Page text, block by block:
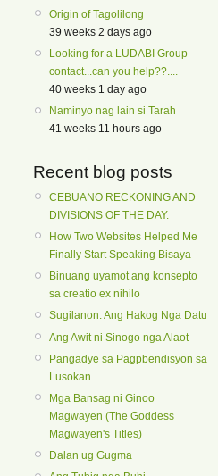
Origin of Tagolilong
39 weeks 2 days ago
Looking for a LUDABI Group
contact...can you help??....
40 weeks 1 day ago
Naminyo nag lain si Tarah
41 weeks 11 hours ago
Recent blog posts
CEBUANO RECKONING AND
DIVISIONS OF THE DAY.
How Two Websites Helped Me
Finally Start Speaking Bisaya
Binuang uyamot ang konsepto
sa creatio ex nihilo
Sugilanon: Ang Hakog Nga Datu
Ang Awit ni Sinogo nga Alaot
Pangadye sa Pagpbendisyon sa
Lusokan
Mga Bansag ni Ginoo
Magwayen (The Goddess
Magwayen's Titles)
Dalan ug Gugma